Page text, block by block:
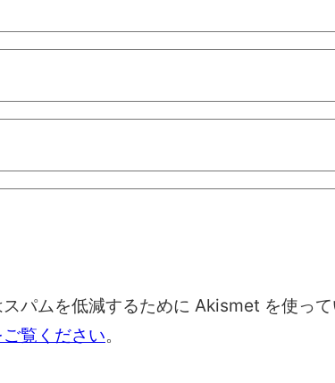
パムを低減するために Akismet を使って
覧ください。